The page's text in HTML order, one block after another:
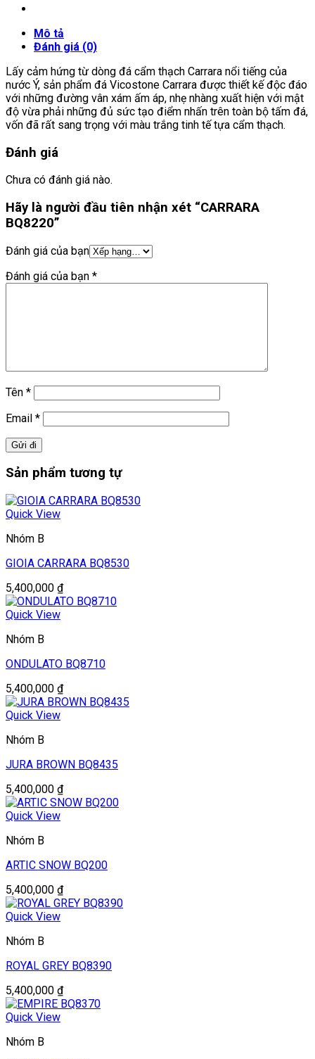
Mô tả
Đánh giá (0)
Lấy cảm hứng từ dòng đá cẩm thạch Carrara nổi tiếng của
nước Ý, sản phẩm đá Vicostone Carrara được thiết kế độc đáo
với những đường vân xám ấm áp, nhẹ nhàng xuất hiện với mật
độ vừa phải những đủ sức tạo điểm nhấn trên toàn bộ tấm đá,
vốn đã rất sang trọng với màu trắng tinh tế tựa cẩm thạch.
Đánh giá
Chưa có đánh giá nào.
Hãy là người đầu tiên nhận xét “CARRARA
BQ8220”
Đánh giá của bạn
Đánh giá của bạn *
Tên *
Email *
Sản phẩm tương tự
Quick View
Nhóm B
GIOIA CARRARA BQ8530
5,400,000 ₫
Quick View
Nhóm B
ONDULATO BQ8710
5,400,000 ₫
Quick View
Nhóm B
JURA BROWN BQ8435
5,400,000 ₫
Quick View
Nhóm B
ARTIC SNOW BQ200
5,400,000 ₫
Quick View
Nhóm B
ROYAL GREY BQ8390
5,400,000 ₫
Quick View
Nhóm B